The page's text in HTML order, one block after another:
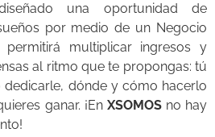
una oportunidad de
por medio de un Negocio
permitirá multiplicar ingresos y
al ritmo que te propongas: tú
dónde y cómo hacerlo
ganar. ¡En XSOMOSno hay